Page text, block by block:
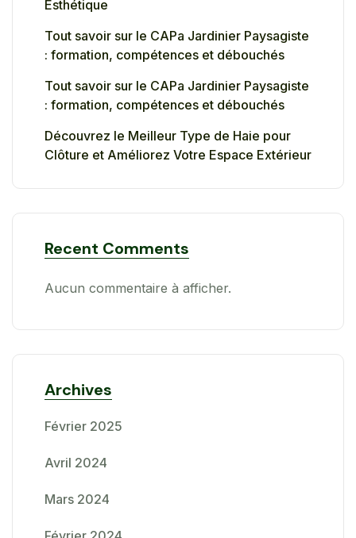
Esthétique
Tout savoir sur le CAPa Jardinier Paysagiste
: formation, compétences et débouchés
Tout savoir sur le CAPa Jardinier Paysagiste
: formation, compétences et débouchés
Découvrez le Meilleur Type de Haie pour
Clôture et Améliorez Votre Espace Extérieur
Recent Comments
Aucun commentaire à afficher.
Archives
Février 2025
Avril 2024
Mars 2024